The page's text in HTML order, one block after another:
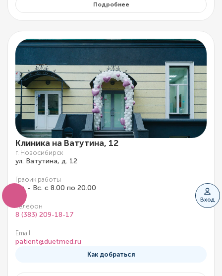
Вход
Подробнее
Клиника на Ватутина, 12
г. Новосибирск
ул. Ватутина, д. 12
График работы
Пн. - Вс. с 8.00 по 20.00
Телефон
8 (383) 209-18-17
Email
patient@duetmed.ru
Как добраться